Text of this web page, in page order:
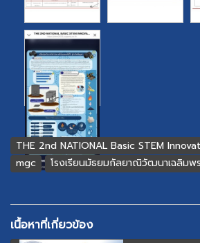
THE 2nd NATIONAL Basic STEM
mgc
โรงเรียนมัธยมกัลยาณิวัฒนาเฉลิมพ
เนื้อหาที่เกี่ยวข้อง